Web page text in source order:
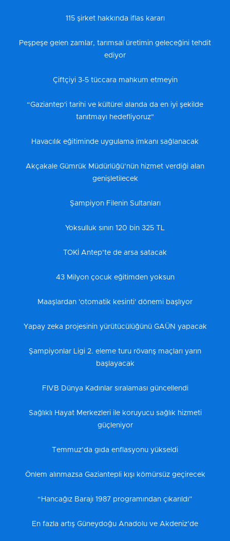
115 şirket hakkında iflas kararı
Peşpeşe gelen zamlar, tarımsal üretimin geleceğini tehdit
ediyor
Çiftçiyi 3-5 tüccara mahkum etmeyin
“Gaziantep'i tarihi ve kültürel alanda da en iyi şekilde
tanıtmayı hedefliyoruz"
Havacılık eğitiminde uygulama imkanı sağlanacak
Akçakale Gümrük Müdürlüğü’nün hizmet verdiği alan
genişletilecek
Şampiyon Filenin Sultanları
Yoksulluk sınırı 120 bin 325 TL
TOKİ Antep’te de arsa satacak
43 Milyon çocuk eğitimden yoksun
Maaşlardan 'otomatik kesinti' dönemi başlıyor
Yapay zeka projesinin yürütücülüğünü GAÜN yapacak
Şampiyonlar Ligi 2. eleme turu rövanş maçları yarın
başlayacak
FIVB Dünya Kadınlar sıralaması güncellendi
Sağlıklı Hayat Merkezleri ile koruyucu sağlık hizmeti
güçleniyor
Temmuz’da gıda enflasyonu yükseldi
Önlem alınmazsa Gaziantepli kışı kömürsüz geçirecek
“Hancağız Barajı 1987 programından çıkarıldı”
En fazla artış Güneydoğu Anadolu ve Akdeniz’de